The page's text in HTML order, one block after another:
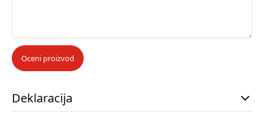
Oceni proizvod
Deklaracija